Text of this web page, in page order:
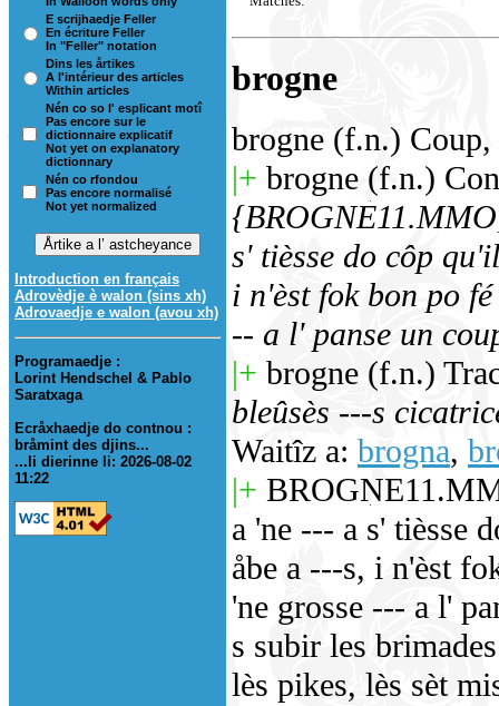
E scrijhaedje Feller
En écriture Feller
In "Feller" notation
Dins les årtikes
A l'intérieur des articles
Within articles
Nén co so l' esplicant motî
Pas encore sur le
dictionnaire explicatif
Not yet on explanatory
dictionnary
Nén co rfondou
Pas encore normalisé
Not yet normalized
Introduction en français
Adrovèdje è walon (sins xh)
Adrovaedje e walon (avou xh)
Programaedje :
Lorint Hendschel & Pablo
Saratxaga
Ecråxhaedje do contnou :
bråmint des djins...
...li dierinne li: 2026-08-02
11:22
brogne
brogne (f.n.)
|+ brogne (f.n.)
s' tièsse do côp
i n'èst fok bon po
-- a l' panse un
|+ brogne (f.n.)
bleûsès ---s
Waitîz a: brogna,
|+
a 'ne --- a s' tièsse
åbe a ---s, i n'èst
'ne grosse --- a l'
s subir les
lès pikes, lès sèt